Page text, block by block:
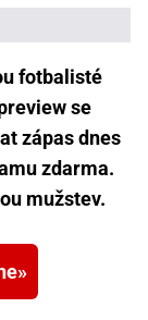
fotbalisté
se
zápas dnes
zdarma.
mužstev.